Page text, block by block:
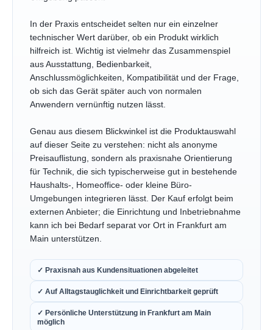
In der Praxis entscheidet selten nur ein einzelner
technischer Wert darüber, ob ein Produkt wirklich
hilfreich ist. Wichtig ist vielmehr das Zusammenspiel
aus Ausstattung, Bedienbarkeit,
Anschlussmöglichkeiten, Kompatibilität und der Frage,
ob sich das Gerät später auch von normalen
Anwendern vernünftig nutzen lässt.
Genau aus diesem Blickwinkel ist die Produktauswahl
auf dieser Seite zu verstehen: nicht als anonyme
Preisauflistung, sondern als praxisnahe Orientierung
für Technik, die sich typischerweise gut in bestehende
Haushalts-, Homeoffice- oder kleine Büro-
Umgebungen integrieren lässt. Der Kauf erfolgt beim
externen Anbieter; die Einrichtung und Inbetriebnahme
kann ich bei Bedarf separat vor Ort in Frankfurt am
Main unterstützen.
✓ Praxisnah aus Kundensituationen abgeleitet
✓ Auf Alltagstauglichkeit und Einrichtbarkeit geprüft
✓ Persönliche Unterstützung in Frankfurt am Main
möglich